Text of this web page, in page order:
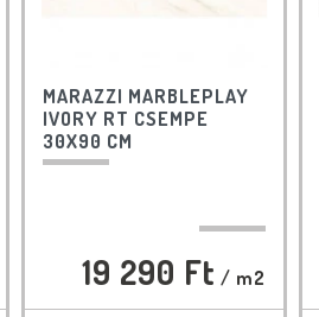
MARAZZI MARBLEPLAY
IVORY RT CSEMPE
30X90 CM
19 290 Ft / m2